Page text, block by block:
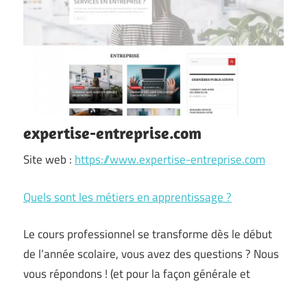
expertise-entreprise.com
Site web : https://www.expertise-entreprise.com
Quels sont les métiers en apprentissage ?
Le cours professionnel se transforme dès le début
de l’année scolaire, vous avez des questions ? Nous
vous répondons ! (et pour la façon générale et